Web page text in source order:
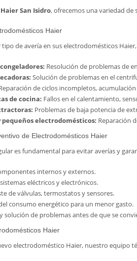
San Isidro, ofrecemos una variedad de
Haier
de avería en sus electrodomésticos
Resolución de problemas de
Solución de problemas en el
de ciclos incompletos,
de cocina: Fallos en el calentamiento,
Problemas de baja potencia de
pequeños electrodomésticos: Reparación
de Electrodomésticos Haier
es fundamental para evitar averías y
internos y externos.
eléctricos y electrónicos.
de válvulas, termostatos y sensores.
consumo energético para un menor gasto.
solución de problemas antes de que se
Haier
electrodoméstico Haier, nuestro equipo